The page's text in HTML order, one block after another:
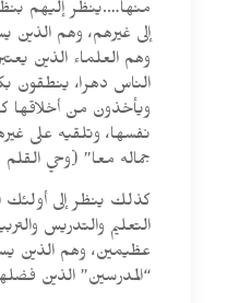
منها….ينظر إليهم
إلى غيرهم، وهم الذين
وهم العلماء الذين
الناس دهرا، ينطقون
ويأخذون من أخلاقها
نفسها، وتلقيه على
جماله معا” (وحي القلم
كذلك ينظر إلى
التعليم والتدريس
عظيمين، وهم الذين
“المدرسين” الذين